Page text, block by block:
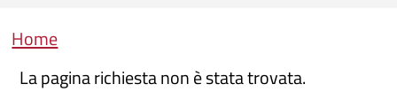
Briciole di pane
Home
La pagina richiesta non è stata trovata.